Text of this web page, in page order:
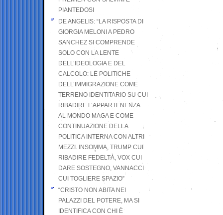
PIANTEDOSI
DE ANGELIS: “LA RISPOSTA DI
GIORGIA MELONI A PEDRO
SANCHEZ SI COMPRENDE
SOLO CON LA LENTE
DELL’IDEOLOGIA E DEL
CALCOLO: LE POLITICHE
DELL’IMMIGRAZIONE COME
TERRENO IDENTITARIO SU CUI
RIBADIRE L’APPARTENENZA
AL MONDO MAGA E COME
CONTINUAZIONE DELLA
POLITICA INTERNA CON ALTRI
MEZZI. INSOMMA, TRUMP CUI
RIBADIRE FEDELTÀ, VOX CUI
DARE SOSTEGNO, VANNACCI
CUI TOGLIERE SPAZIO”
“CRISTO NON ABITA NEI
PALAZZI DEL POTERE, MA SI
IDENTIFICA CON CHI È